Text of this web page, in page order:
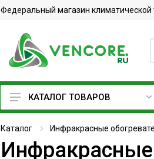
Федеральный магазин климатической
Кондиционеры
Фреон
КАТАЛОГ ТОВАРОВ
Каталог Инфракрасные
Инфракрасные